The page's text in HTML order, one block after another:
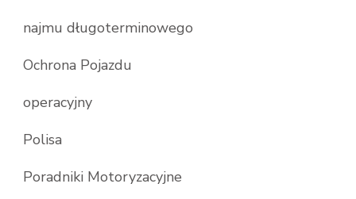
najmu długoterminowego
Ochrona Pojazdu
operacyjny
Polisa
Poradniki Motoryzacyjne